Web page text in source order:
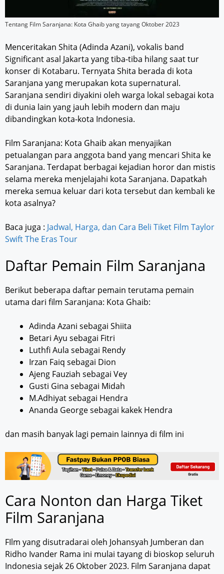
Tentang Film Saranjana: Kota Ghaib yang tayang Oktober 2023
Menceritakan Shita (Adinda Azani), vokalis band
Significant asal Jakarta yang tiba-tiba hilang saat tur
konser di Kotabaru. Ternyata Shita berada di kota
Saranjana yang merupakan kota supernatural.
Saranjana sendiri diyakini oleh warga lokal sebagai kota
di dunia lain yang jauh lebih modern dan maju
dibandingkan kota-kota Indonesia.
Film Saranjana: Kota Ghaib akan menyajikan
petualangan para anggota band yang mencari Shita ke
Saranjana. Terdapat berbagai kejadian horor dan mistis
selama mereka menjelajahi kota Saranjana. Dapatkah
mereka semua keluar dari kota tersebut dan kembali ke
kota asalnya?
Baca juga : Jadwal, Harga, dan Cara Beli Tiket Film Taylor
Swift The Eras Tour
Daftar Pemain Film Saranjana
Berikut beberapa daftar pemain terutama pemain
utama dari film Saranjana: Kota Ghaib:
Adinda Azani sebagai Shiita
Betari Ayu sebagai Fitri
Luthfi Aula sebagai Rendy
Irzan Faiq sebagai Dion
Ajeng Fauziah sebagai Vey
Gusti Gina sebagai Midah
M.Adhiyat sebagai Hendra
Ananda George sebagai kakek Hendra
dan masih banyak lagi pemain lainnya di film ini
Cara Nonton dan Harga Tiket
Film Saranjana
FIlm yang disutradarai oleh Johansyah Jumberan dan
Ridho Ivander Rama ini mulai tayang di bioskop seluruh
Indonesia sejak 26 Oktober 2023. Film Saranjana dapat